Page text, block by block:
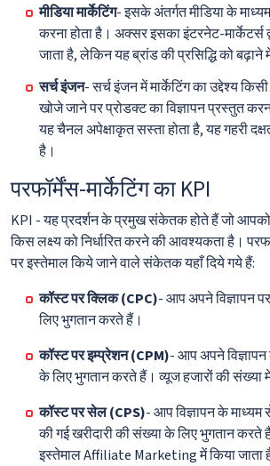
मीडिया मार्केटिंग- इसके अंतर्गत मीडिया के
करना होता है। अक्सर इसका इंटरनेट-मार्केटर्स
जाता है, लेकिन यह ब्रांड की प्रसिद्धि को
सर्च इंजन- सर्च इंजन में मार्केटिंग का उद्देश्य
खोजे जाने पर प्रोडक्ट का विज्ञापन प्रस्तुत
यह चैनल अपेक्षाकृत सस्ता होता है, यह गहरी
है।
परफॉर्मेंस-मार्केटिंग का KPI
KPI - यह प्रदर्शन के प्रमुख संकेतक होते हैं जो
किस लक्ष्य को निर्धारित करने की आवश्यकता है।
पर इस्तेमाल किये जाने वाले संकेतक यहाँ दिये गये हैं:
कॉस्ट पर क्लिक (CPC)- आप अपने विज्ञापन
लिए भुगतान करते हैं।
कॉस्ट पर इम्प्रेशन (CPM)- आप अपने
के लिए भुगतान करते हैं। व्यूज हजारों की संख्या
कॉस्ट पर सेल (CPS)- आप विज्ञापन के माध्यम
की गई खरीदारी की संख्या के लिए भुगतान
इस्तेमाल Affiliate Marketing में किया जाता